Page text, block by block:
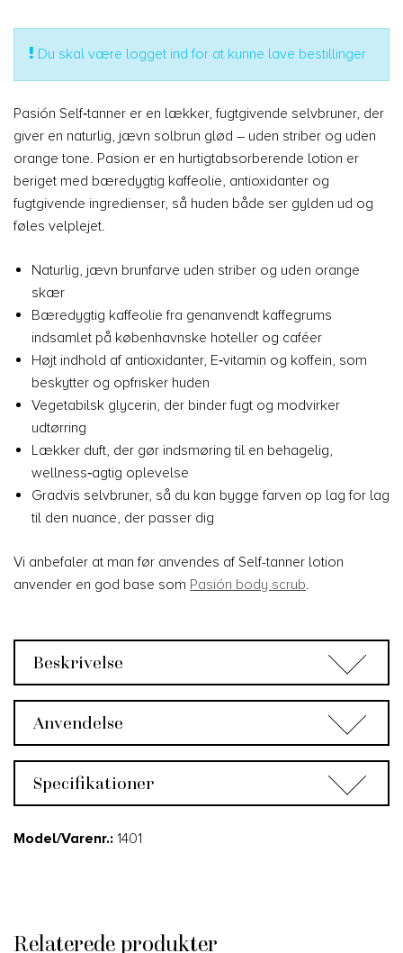
Du skal være logget ind for at kunne lave bestillinger
Pasión Self‑tanner er en lækker, fugtgivende selvbruner, der
giver en naturlig, jævn solbrun glød – uden striber og uden
orange tone. Pasion er en hurtigtabsorberende lotion er
beriget med bæredygtig kaffeolie, antioxidanter og
fugtgivende ingredienser, så huden både ser gylden ud og
føles velplejet.
Naturlig, jævn brunfarve uden striber og uden orange
skær
Bæredygtig kaffeolie fra genanvendt kaffegrums
indsamlet på københavnske hoteller og caféer
Højt indhold af antioxidanter, E‑vitamin og koffein, som
beskytter og opfrisker huden
Vegetabilsk glycerin, der binder fugt og modvirker
udtørring
Lækker duft, der gør indsmøring til en behagelig,
wellness‑agtig oplevelse
Gradvis selvbruner, så du kan bygge farven op lag for lag
til den nuance, der passer dig
Vi anbefaler at man før anvendes af Self-tanner lotion
anvender en god base som Pasión body scrub.
Beskrivelse
Anvendelse
Specifikationer
Model/Varenr.: 1401
Relaterede produkter